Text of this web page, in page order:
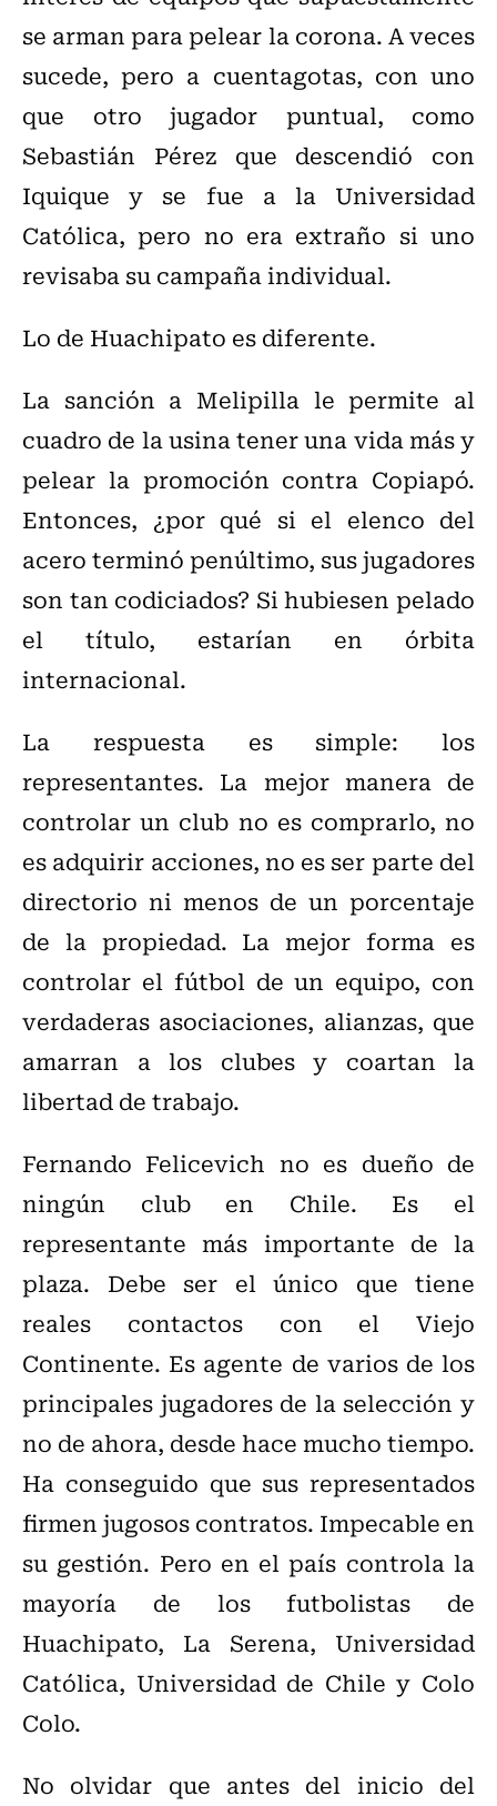
se arman para pelear la corona. A veces
sucede, pero a cuentagotas, con uno
que otro jugador puntual, como
Sebastián Pérez que descendió con
Iquique y se fue a la Universidad
Católica, pero no era extraño si uno
revisaba su campaña individual.
Lo de Huachipato es diferente.
La sanción a Melipilla le permite al
cuadro de la usina tener una vida más y
pelear la promoción contra Copiapó.
Entonces, ¿por qué si el elenco del
acero terminó penúltimo, sus jugadores
son tan codiciados? Si hubiesen pelado
el título, estarían en órbita
internacional.
La respuesta es simple: los
representantes. La mejor manera de
controlar un club no es comprarlo, no
es adquirir acciones, no es ser parte del
directorio ni menos de un porcentaje
de la propiedad. La mejor forma es
controlar el fútbol de un equipo, con
verdaderas asociaciones, alianzas, que
amarran a los clubes y coartan la
libertad de trabajo.
Fernando Felicevich no es dueño de
ningún club en Chile. Es el
representante más importante de la
plaza. Debe ser el único que tiene
reales contactos con el Viejo
Continente. Es agente de varios de los
principales jugadores de la selección y
no de ahora, desde hace mucho tiempo.
Ha conseguido que sus representados
firmen jugosos contratos. Impecable en
su gestión. Pero en el país controla la
mayoría de los futbolistas de
Huachipato, La Serena, Universidad
Católica, Universidad de Chile y Colo
Colo.
No olvidar que antes del inicio del